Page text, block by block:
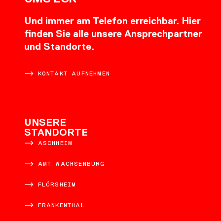
Und immer am Telefon erreichbar. Hier
finden Sie alle unsere Ansprechpartner
und Standorte.
KONTAKT AUFNEHMEN
UNSERE
STANDORTE
ASCHHEIM
AMT WACHSENBURG
FLÖRSHEIM
FRANKENTHAL